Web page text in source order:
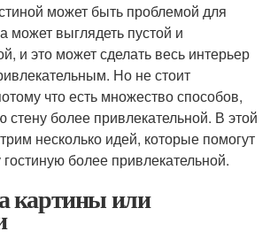
может быть проблемой для
может выглядеть пустой и
и это может сделать весь интерьер
Но не стоит
что есть множество способов,
стену более привлекательной. В этой
несколько идей, которые помогут
более привлекательной.
картины или